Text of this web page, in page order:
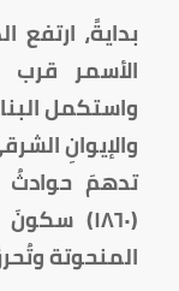
بدايةً،
الأسمر قرب
واستكمل
والإيوانِ
تدهمَ حوادثُ
(١٨٦٠)
المنحوتة